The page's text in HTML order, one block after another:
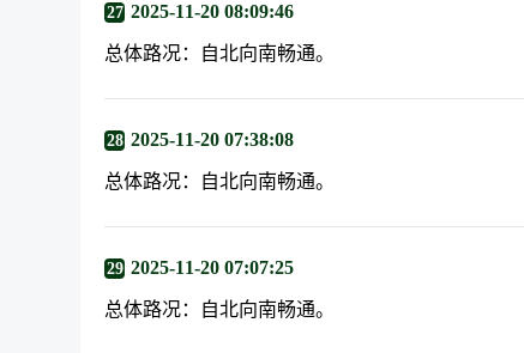
27 2025-11-20 08:09:46
总体路况：自北向南畅通。
28 2025-11-20 07:38:08
总体路况：自北向南畅通。
29 2025-11-20 07:07:25
总体路况：自北向南畅通。